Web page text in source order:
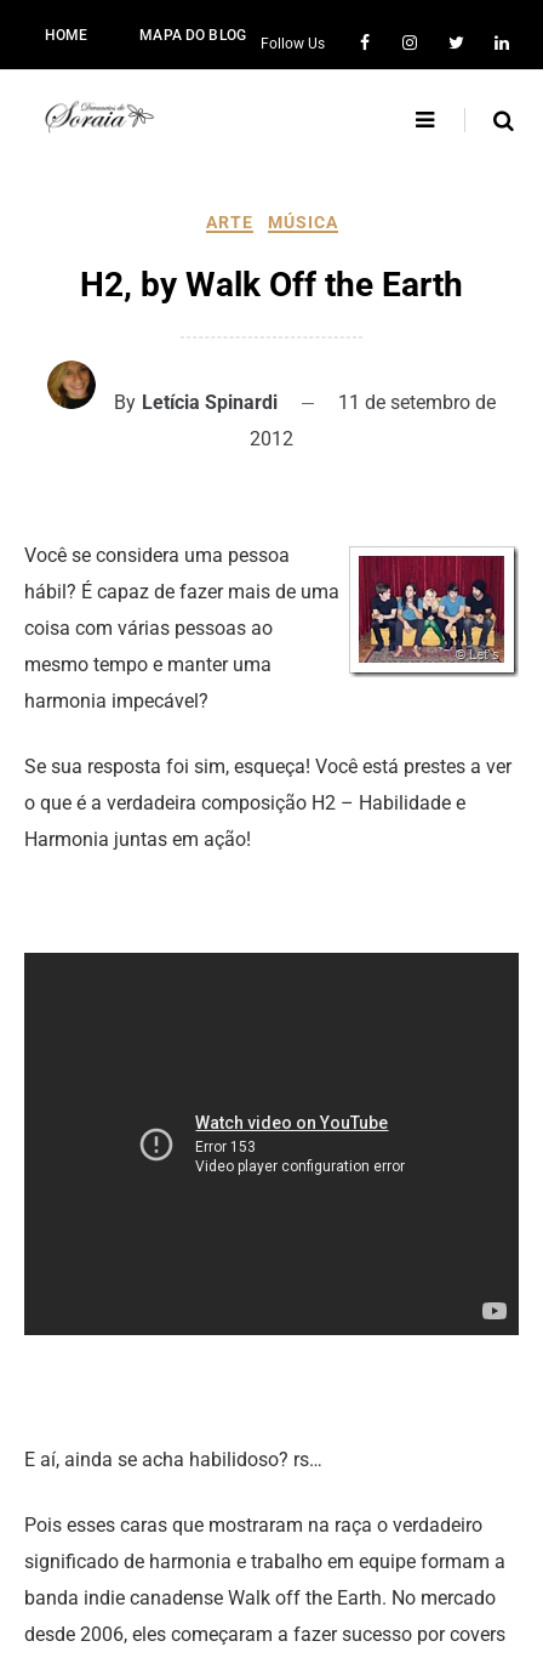
HOME MAPA DO BLOG
Follow Us
ARTE MÚSICA
H2, by Walk Off the Earth
By Letícia Spinardi
11 de setembro de
2012
Você se considera uma pessoa
hábil? É capaz de fazer mais de uma
coisa com várias pessoas ao
mesmo tempo e manter uma
harmonia impecável?
Se sua resposta foi sim, esqueça! Você está prestes a ver
o que é a verdadeira composição H2 – Habilidade e
Harmonia juntas em ação!
E aí, ainda se acha habilidoso? rs…
Pois esses caras que mostraram na raça o verdadeiro
significado de harmonia e trabalho em equipe formam a
banda indie canadense Walk off the Earth. No mercado
desde 2006, eles começaram a fazer sucesso por covers